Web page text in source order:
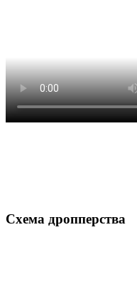
Схема дропперства